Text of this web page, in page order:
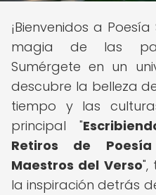
¡Bienvenidos a
magia de las
Sumérgete en un
descubre la belleza
tiempo y las
principal "
Retiros de
Maestros del Verso",
la inspiración detrás